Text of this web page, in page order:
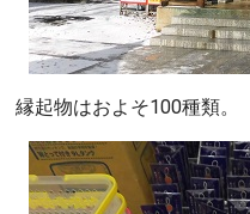
縁起物はおよそ100種類。